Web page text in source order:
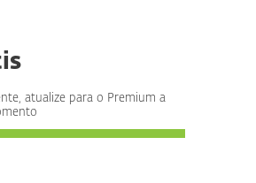
atualize para o Premium a